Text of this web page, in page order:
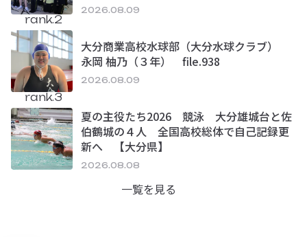
2026.08.09
rank.2
大分商業高校水球部（大分水球クラブ）
永岡 柚乃（３年） file.938
2026.08.09
rank.3
夏の主役たち2026 競泳 大分雄城台と佐
伯鶴城の４人 全国高校総体で自己記録更
新へ 【大分県】
2026.08.08
一覧を見る